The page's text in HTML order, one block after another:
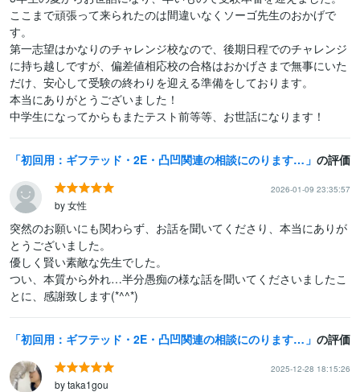
ここまで頑張って来られたのは間違いなくソーゴ先生のおかげで
す。
第一志望はかなりのチャレンジ校なので、後期日程でのチャレンジ
に持ち越しですが、偏差値相応校の合格はおかげさまで無事にいた
だけ、安心して受験の終わりを迎える準備をしております。
本当にありがとうございました！
初回用：ギフテッド・2E・凸凹関連の相談にのります わが子/自分は周りと違う？凸凹っ子に関するお話をしたい方へ の評価
2026-01-09 23:35:57
by 女性
突然のお願いにも関わらず、お話を聞いてくださり、本当にありが
とうございました。
優しく賢い素敵な先生でした。
つい、本質から外れ…半分愚痴の様な話を聞いてくださいましたこ
とに、感謝致します(*^^*)
初回用：ギフテッド・2E・凸凹関連の相談にのります わが子/自分は周りと違う？凸凹っ子に関するお話をしたい方へ の評価
2025-12-28 18:15:26
by taka1gou